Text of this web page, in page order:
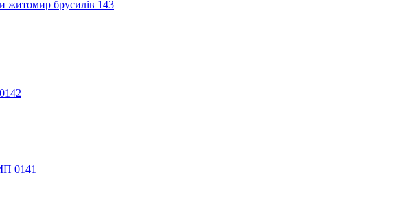
0141